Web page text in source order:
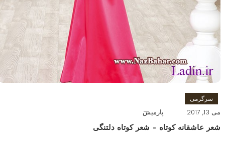
سرگرمی
می 13, 2017 پارمیس
شعر عاشقانه کوتاه – شعر کوتاه دلتنگی